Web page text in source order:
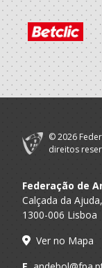
2022/23
A.A. Braga
A.A. Braga
ABC
© 2026
direitos
Federação de
Calçada da
1300-006 Lisboa
Ver no Mapa